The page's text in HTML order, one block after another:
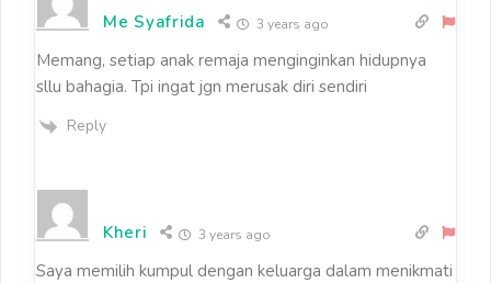
Me Syafrida 3 years ago
Memang, setiap anak remaja menginginkan hidupnya
sllu bahagia. Tpi ingat jgn merusak diri sendiri
Reply
Kheri 3 years ago
Saya memilih kumpul dengan keluarga dalam menikmati